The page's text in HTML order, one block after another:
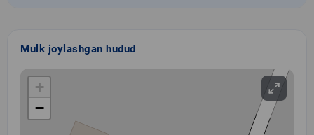
Mulk joylashgan hudud
+
−